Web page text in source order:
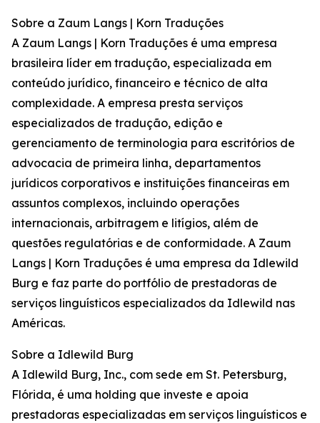
Sobre a Zaum Langs | Korn Traduções
A Zaum Langs | Korn Traduções é uma empresa
brasileira líder em tradução, especializada em
conteúdo jurídico, financeiro e técnico de alta
complexidade. A empresa presta serviços
especializados de tradução, edição e
gerenciamento de terminologia para escritórios de
advocacia de primeira linha, departamentos
jurídicos corporativos e instituições financeiras em
assuntos complexos, incluindo operações
internacionais, arbitragem e litígios, além de
questões regulatórias e de conformidade. A Zaum
Langs | Korn Traduções é uma empresa da Idlewild
Burg e faz parte do portfólio de prestadoras de
serviços linguísticos especializados da Idlewild nas
Américas.
Sobre a Idlewild Burg
A Idlewild Burg, Inc., com sede em St. Petersburg,
Flórida, é uma holding que investe e apoia
prestadoras especializadas em serviços linguísticos e